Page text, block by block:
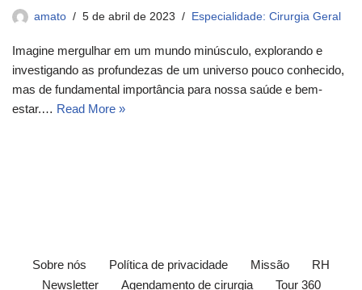
amato 5 de abril de 2023 Especialidade: Cirurgia Geral
Imagine mergulhar em um mundo minúsculo, explorando e
investigando as profundezas de um universo pouco conhecido,
mas de fundamental importância para nossa saúde e bem-
estar.… Read More »
Sobre nós Política de privacidade Missão
RH
Newsletter
Agendamento de cirurgia Tour 360